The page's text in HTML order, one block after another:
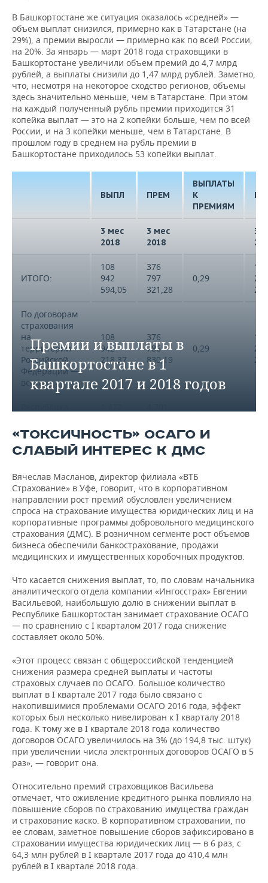
ВОДНЫЕ ВИДЫ СПОРТА
ХОККЕЙ С МЯЧОМ
ОБРАЗОВАНИЕ
ПРОИСШЕСТВИЯ
В Башкортостане же ситуация оказалось «средней» —
объем выплат снизился, примерно как в Татарстане (на
29%), а премии выросли — примерно как по всей России,
на 20%. За январь — март 2018 года страховщики в
Башкортостане увеличили объем премий до 4,7 млрд
рублей, а выплаты снизили до 1,47 млрд рублей. Заметно,
что, несмотря на некоторое сходство регионов, объемы
здесь значительно меньше, чем в Татарстане. При этом
на каждый полученный рубль премии приходится 31
копейка выплат — это на 2 копейки больше, чем по всей
России, и на 3 копейки меньше, чем в Татарстане. В
прошлом году в среднем на рубль премии в
Башкортостане приходилось 53 копейки выплат.
Премии и выплаты в
Башкортостане в 1
квартале 2017 и 2018 годов
ВЫПЛ ПРЕМ
ВЫПЛАТЫ
К
ПРЕМИЯМ
3 мес
2018
3 мес
2018
3
ИТОГО:
108
942
594,05
376
797
321,28
0,29
123
224
287
По договорам
страхования
на
территории
Российской
Федерации —
всего
108
942
218,37
376
786
830,19
0,29
123
224
284
0,31
АО «СОГАЗ»
382,96
969,57
0,23
ПАО СК
«Росгосстрах»
403
372,61
671
960,57
0,60
ООО СК
«Сбербанк
страхование
жизни»
28
848,12
361
388,76
0,08
„РГС-Жизнь“
756,59
099,08
0,38
СПАО
„Ингосстрах“
68
040,22
229
921,75
0,30
«ТОКСИЧНОСТЬ» ОСАГО И
СЛАБЫЙ ИНТЕРЕС К ДМС
Вячеслав Масланов, директор филиала «ВТБ
Страхование» в Уфе, говорит, что в корпоративном
направлении рост премий обусловлен увеличением
спроса на страхование имущества юридических лиц и на
корпоративные программы добровольного медицинского
страхования (ДМС). В розничном сегменте рост объемов
бизнеса обеспечили банкострахование, продажи
медицинских и имущественных коробочных продуктов.
Что касается снижения выплат, то, по словам начальника
аналитического отдела компании «Ингосстрах» Евгении
Васильевой, наибольшую долю в снижении выплат в
Республике Башкортостан занимает страхование ОСАГО
— по сравнению с I кварталом 2017 года снижение
составляет около 50%.
«Этот процесс связан с общероссийской тенденцией
снижения размера средней выплаты и частоты
страховых случаев по ОСАГО. Большое количество
выплат в I квартале 2017 года было связано с
накопившимися проблемами ОСАГО 2016 года, эффект
которых был несколько нивелирован к I кварталу 2018
года. К тому же в I квартале 2018 года количество
договоров ОСАГО увеличилось на 3% (до 194,8 тыс. штук)
при увеличении числа электронных договоров ОСАГО в 5
раз», — говорит она.
Относительно премий страховщиков Васильева
отмечает, что оживление кредитного рынка повлияло на
повышение сборов по страхованию имущества граждан
и страхование каско. В корпоративном страховании, по
ее словам, заметное повышение сборов зафиксировано в
страховании имущества юридических лиц — в 6 раз, с
64,3 млн рублей в I квартале 2017 года до 410,4 млн
рублей в I квартале 2018 года.